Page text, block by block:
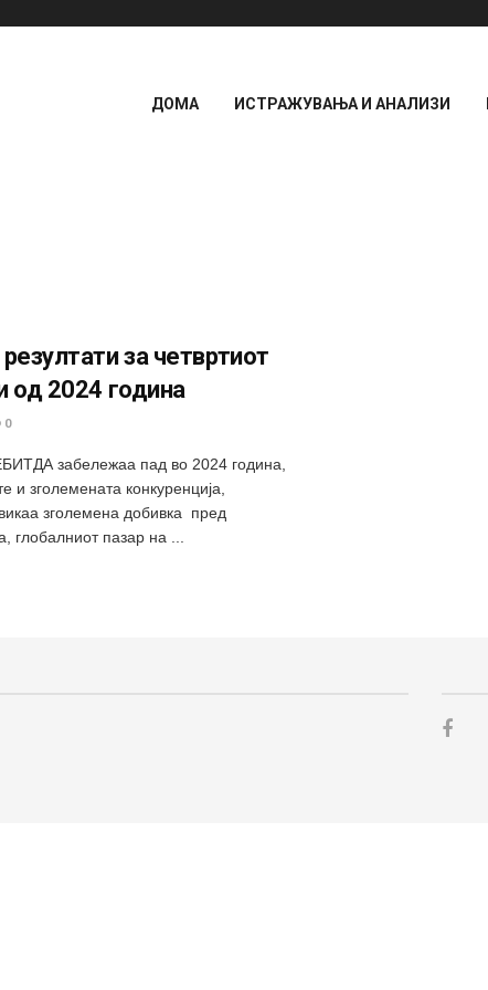
ДОМА ИСТРАЖУВАЊА И АНАЛИЗИ
за четвртиот
од 2024 година
0
забележаа пад во 2024 година,
и зголемената конкуренција,
зголемена добивка пред
глобалниот пазар на ...